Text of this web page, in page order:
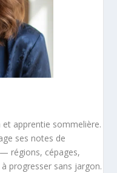
et apprentie sommelière.
ses notes de
régions, cépages,
progresser sans jargon.